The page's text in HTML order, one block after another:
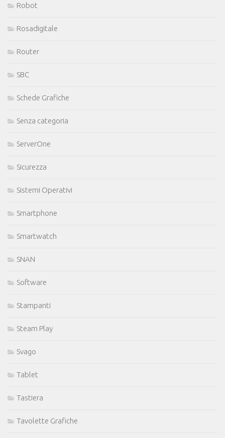
Robot
Rosadigitale
Router
SBC
Schede Grafiche
Senza categoria
ServerOne
Sicurezza
Sistemi Operativi
Smartphone
Smartwatch
SNAN
Software
Stampanti
Steam Play
Svago
Tablet
Tastiera
Tavolette Grafiche